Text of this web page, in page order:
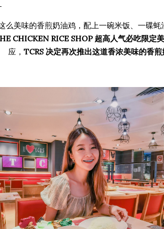
么美味的香煎奶油鸡，配上一碗米饭、一碟
CHICKEN RICE SHOP 超高人气必吃限定
应， TCRS 决定再次推出这道香浓美味的香